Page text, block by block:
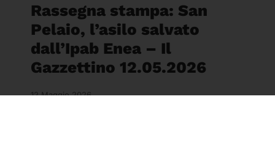
Rassegna stampa: San
Pelaio, l’asilo salvato
dall’Ipab Enea – Il
Gazzettino 12.05.2026
12 Maggio 2026